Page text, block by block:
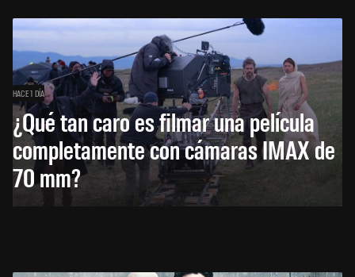
HACE 1 DÍA
¿Qué tan caro es filmar una película
completamente con cámaras IMAX de
70 mm?